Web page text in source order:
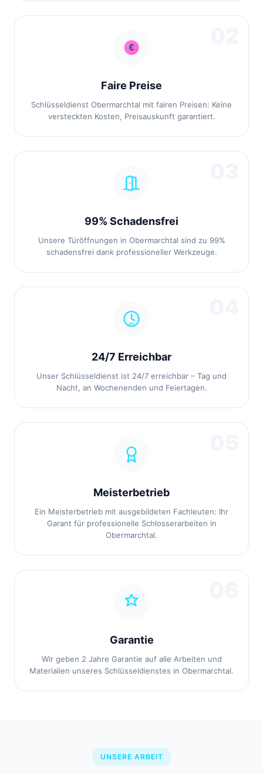
Faire Preise
Schlüsseldienst Obermarchtal mit fairen Preisen: Keine
versteckten Kosten, Preisauskunft garantiert.
99% Schadensfrei
Unsere Türöffnungen in Obermarchtal sind zu 99%
schadensfrei dank professioneller Werkzeuge.
24/7 Erreichbar
Unser Schlüsseldienst ist 24/7 erreichbar – Tag und
Nacht, an Wochenenden und Feiertagen.
Meisterbetrieb
Ein Meisterbetrieb mit ausgebildeten Fachleuten: Ihr
Garant für professionelle Schlosserarbeiten in
Obermarchtal.
Garantie
Wir geben 2 Jahre Garantie auf alle Arbeiten und
Materialien unseres Schlüsseldienstes in Obermarchtal.
UNSERE ARBEIT